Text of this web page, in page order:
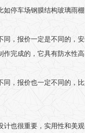
停车场钢膜结构玻璃雨
同，报价一定是不同的，
完成的，它具有防水性高
，报价也一定不同的，
也很重要，实用性和美